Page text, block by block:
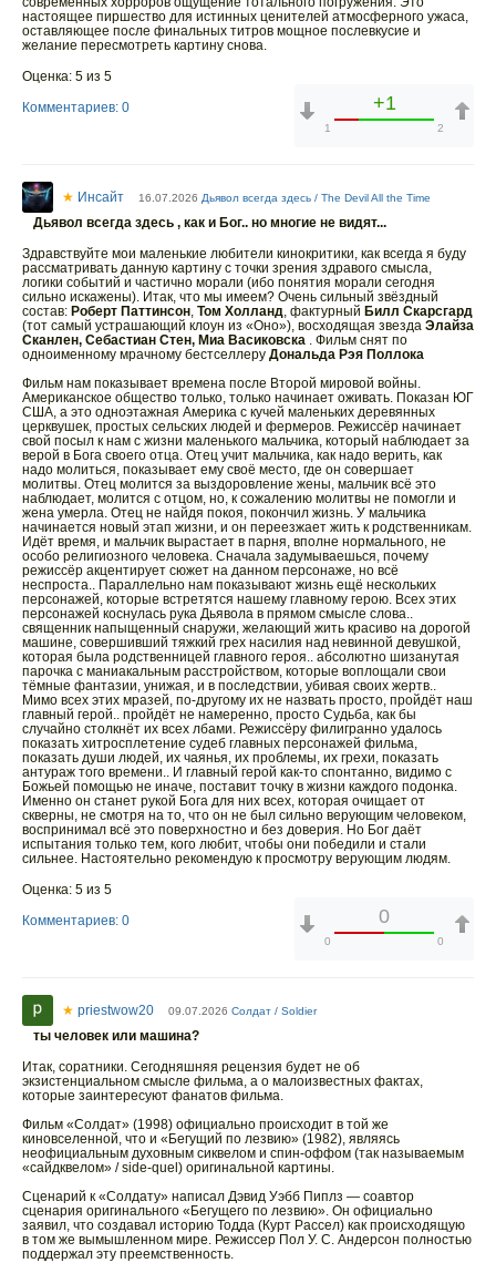
настоящее пиршество для истинных ценителей атмосферного ужаса,
оставляющее после финальных титров мощное послевкусие и
желание пересмотреть картину снова.
Оценка: 5 из 5
Комментариев: 0
+1
1 2
★ Инсайт 16.07.2026 Дьявол всегда здесь / The Devil All the Time
Дьявол всегда здесь , как и Бог.. но многие не видят...
Здравствуйте мои маленькие любители кинокритики, как всегда я буду
рассматривать данную картину с точки зрения здравого смысла,
логики событий и частично морали (ибо понятия морали сегодня
сильно искажены). Итак, что мы имеем? Очень сильный звёздный
состав: Роберт Паттинсон, Том Холланд, фактурный Билл Скарсгард
(тот самый устрашающий клоун из «Оно»), восходящая звезда Элайза
Сканлен, Себастиан Стен, Миа Васиковска . Фильм снят по
одноименному мрачному бестселлеру Дональда Рэя Поллока
Фильм нам показывает времена после Второй мировой войны.
Американское общество только, только начинает оживать. Показан ЮГ
США, а это одноэтажная Америка с кучей маленьких деревянных
церквушек, простых сельских людей и фермеров. Режиссёр начинает
свой посыл к нам с жизни маленького мальчика, который наблюдает за
верой в Бога своего отца. Отец учит мальчика, как надо верить, как
надо молиться, показывает ему своё место, где он совершает
молитвы. Отец молится за выздоровление жены, мальчик всё это
наблюдает, молится с отцом, но, к сожалению молитвы не помогли и
жена умерла. Отец не найдя покоя, покончил жизнь. У мальчика
начинается новый этап жизни, и он переезжает жить к родственникам.
Идёт время, и мальчик вырастает в парня, вполне нормального, не
особо религиозного человека. Сначала задумываешься, почему
режиссёр акцентирует сюжет на данном персонаже, но всё
неспроста.. Параллельно нам показывают жизнь ещё нескольких
персонажей, которые встретятся нашему главному герою. Всех этих
персонажей коснулась рука Дьявола в прямом смысле слова..
священник напыщенный снаружи, желающий жить красиво на дорогой
машине, совершивший тяжкий грех насилия над невинной девушкой,
которая была родственницей главного героя.. абсолютно шизанутая
парочка с маниакальным расстройством, которые воплощали свои
тёмные фантазии, унижая, и в последствии, убивая своих жертв..
Мимо всех этих мразей, по-другому их не назвать просто, пройдёт наш
главный герой.. пройдёт не намеренно, просто Судьба, как бы
случайно столкнёт их всех лбами. Режиссёру филигранно удалось
показать хитросплетение судеб главных персонажей фильма,
показать души людей, их чаянья, их проблемы, их грехи, показать
антураж того времени.. И главный герой как-то спонтанно, видимо с
Божьей помощью не иначе, поставит точку в жизни каждого подонка.
Именно он станет рукой Бога для них всех, которая очищает от
скверны, не смотря на то, что он не был сильно верующим человеком,
воспринимал всё это поверхностно и без доверия. Но Бог даёт
испытания только тем, кого любит, чтобы они победили и стали
сильнее. Настоятельно рекомендую к просмотру верующим людям.
Оценка: 5 из 5
Комментариев: 0
0
0 0
★ priestwow20 09.07.2026 Солдат / Soldier
ты человек или машина?
Итак, соратники. Сегодняшняя рецензия будет не об
экзистенциальном смысле фильма, а о малоизвестных фактах,
которые заинтересуют фанатов фильма.
Фильм «Солдат» (1998) официально происходит в той же
киновселенной, что и «Бегущий по лезвию» (1982), являясь
неофициальным духовным сиквелом и спин-оффом (так называемым
«сайдквелом» / side-quel) оригинальной картины.
Сценарий к «Солдату» написал Дэвид Уэбб Пиплз — соавтор
сценария оригинального «Бегущего по лезвию». Он официально
заявил, что создавал историю Тодда (Курт Рассел) как происходящую
в том же вымышленном мире. Режиссер Пол У. С. Андерсон полностью
поддержал эту преемственность.